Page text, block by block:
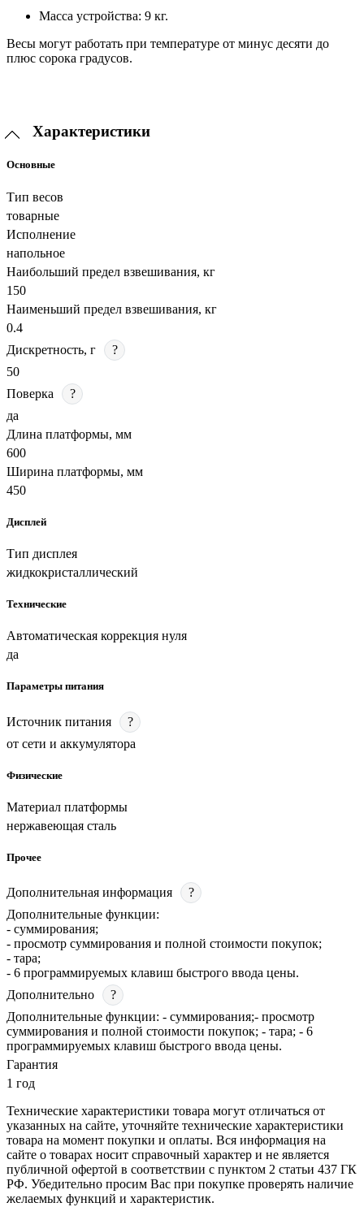
Масса устройства: 9 кг.
Весы могут работать при температуре от минус десяти до
плюс сорока градусов.
Характеристики
Основные
Тип весов
товарные
Исполнение
напольное
Наибольший предел взвешивания, кг
150
Наименьший предел взвешивания, кг
0.4
Дискретность, г
?
50
Поверка
?
да
Длина платформы, мм
600
Ширина платформы, мм
450
Дисплей
Тип дисплея
жидкокристаллический
Технические
Автоматическая коррекция нуля
да
Параметры питания
Источник питания
?
от сети и аккумулятора
Физические
Материал платформы
нержавеющая сталь
Прочее
Дополнительная информация
?
Дополнительные функции:
- суммирования;
- просмотр суммирования и полной стоимости покупок;
- тара;
- 6 программируемых клавиш быстрого ввода цены.
Дополнительно
?
Дополнительные функции: - суммирования;- просмотр
суммирования и полной стоимости покупок; - тара; - 6
программируемых клавиш быстрого ввода цены.
Гарантия
1 год
Технические характеристики товара могут отличаться от
указанных на сайте, уточняйте технические характеристики
товара на момент покупки и оплаты. Вся информация на
сайте о товарах носит справочный характер и не является
публичной офертой в соответствии с пунктом 2 статьи 437 ГК
РФ. Убедительно просим Вас при покупке проверять наличие
желаемых функций и характеристик.